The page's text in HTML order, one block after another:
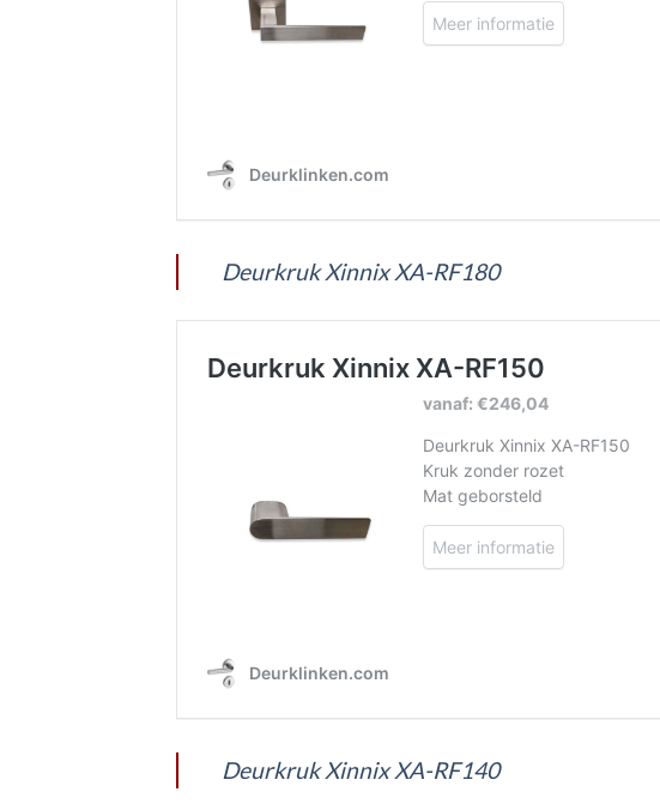
Deurkruk Xinnix XA-RF180
Deurkruk Xinnix XA-RF140